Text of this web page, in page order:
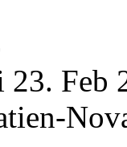
23. Feb